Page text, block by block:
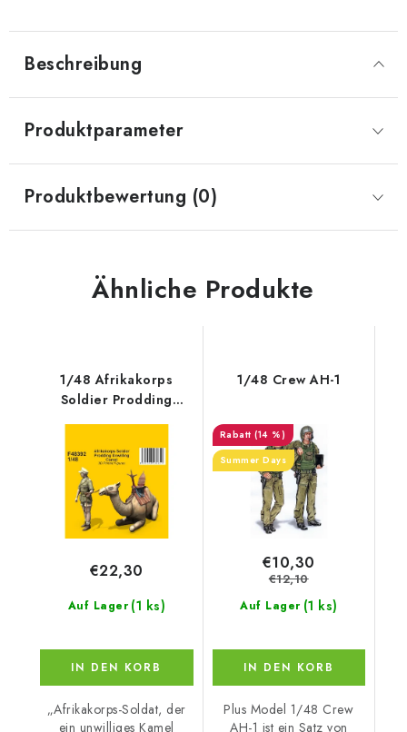
Beschreibung
Produktparameter
Produktbewertung (0)
Ähnliche Produkte
1/48 Afrikakorps
Soldier Prodding
Auf Lager (1 ks)
€22,30
IN DEN KORB
„Afrikakorps-Soldat, der
ein unwilliges Kamel
1/48 Crew AH-1
(14 %)
Summer Days
Auf Lager (1 ks)
€10,30
€12,10
IN DEN KORB
Plus Model 1/48 Crew
AH-1 ist ein Satz von